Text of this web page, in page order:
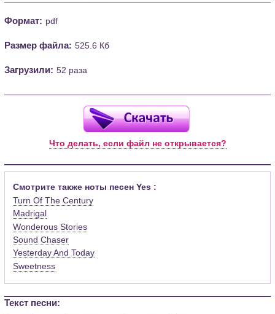
Формат: pdf
Размер файла: 525.6 Кб
Загрузили: 52 раза
Что делать, если файл не открывается?
Смотрите также ноты песен Yes :
Turn Of The Century
Madrigal
Wonderous Stories
Sound Chaser
Yesterday And Today
Sweetness
Текст песни: